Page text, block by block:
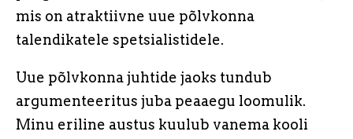
mis on atraktiivne uue põlvkonna
talendikatele spetsialistidele.
Uue põlvkonna juhtide jaoks tundub
argumenteeritus juba peaaegu loomulik.
Minu eriline austus kuulub vanema kooli